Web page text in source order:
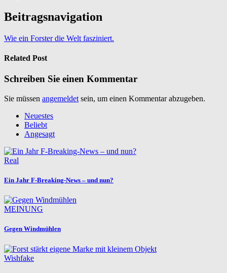
Beitragsnavigation
Wie ein Forster die Welt fasziniert.
Related Post
Schreiben Sie einen Kommentar
Sie müssen angemeldet sein, um einen Kommentar abzugeben.
Neuestes
Beliebt
Angesagt
Real
Ein Jahr F-Breaking-News – und nun?
MEINUNG
Gegen Windmühlen
Wishfake